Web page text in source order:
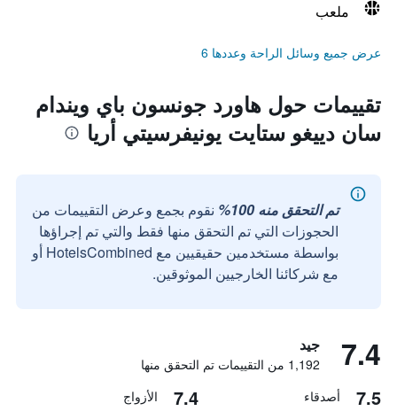
ملعب
عرض جميع وسائل الراحة وعددها 6
تقييمات حول هاورد جونسون باي ويندام
سان دييغو ستايت يونيفرسيتي أريا
تم التحقق منه 100%
نقوم بجمع وعرض التقييمات من
الحجوزات التي تم التحقق منها فقط والتي تم إجراؤها
بواسطة مستخدمين حقيقيين مع HotelsCombined أو
مع شركائنا الخارجيين الموثوقين.
7.4 جيد
1,192 من التقييمات تم التحقق منها
7.5 أصدقاء 7.4 الأزواج